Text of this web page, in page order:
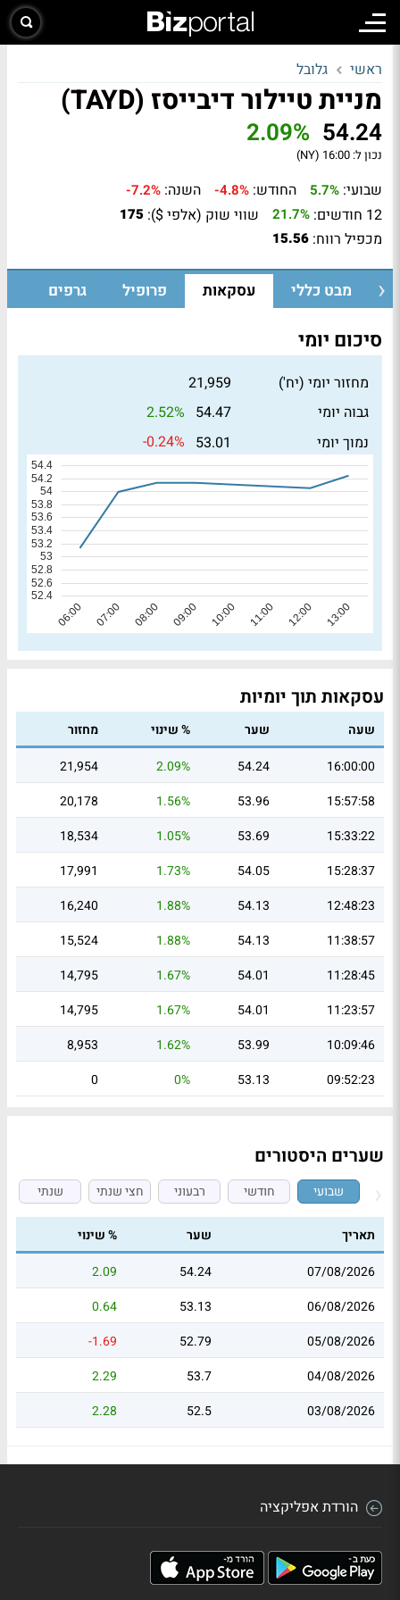
ראשי גלובל
מניית טיילור דיבייסז (TAYD)
54.24
2.09%
נכון ל: 16:00 (NY)
שבועי: 5.7% החודש: -4.8% השנה: -7.2%
12 חודשים: 21.7% שווי שוק (אלפי $): 175
מכפיל רווח: 15.56
מבט כללי עסקאות פרופיל גרפים
סיכום יומי
מחזור יומי (יח')
21,959
גבוה יומי
54.47
2.52%
נמוך יומי
53.01
-0.24%
עסקאות תוך יומיות
שעה שער % שינוי
מחזור
16:00:00
54.24
2.09%
21,954
15:57:58
53.96
1.56%
20,178
15:33:22
53.69
1.05%
18,534
15:28:37
54.05
1.73%
17,991
12:48:23
54.13
1.88%
16,240
11:38:57
54.13
1.88%
15,524
11:28:45
54.01
1.67%
14,795
11:23:57
54.01
1.67%
14,795
10:09:46
53.99
1.62%
8,953
09:52:23
53.13
0%
0
שערים היסטורים
שבועי חודשי רבעוני חצי שנתי שנתי
תאריך שער
% שינוי
07/08/2026
54.24
2.09
06/08/2026
53.13
0.64
05/08/2026
52.79
-1.69
04/08/2026
53.7
2.29
03/08/2026
52.5
2.28
הורדת אפליקציה